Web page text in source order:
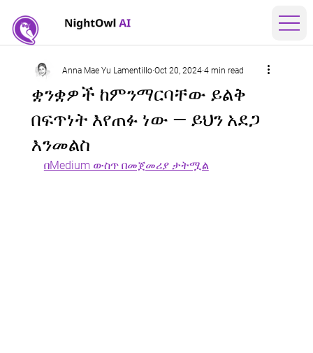
ቋንቋዎች ከምንማርባቸው ይልቅ
በፍጥነት እየጠፉ ነው — ይህን አደጋ
እንመልስ
Anna Mae Yu Lamentillo Oct 20, 2024 4 min read
በMedium ውስጥ በመጀመሪያ ታትሟል